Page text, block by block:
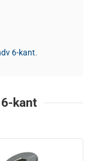
6-kant.
kant